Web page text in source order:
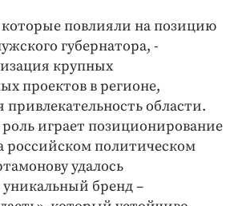
повлияли на позицию
губернатора, -
крупных
проектов в регионе,
привлекательность области.
играет позиционирование
российском политическом
удалось
бренд –